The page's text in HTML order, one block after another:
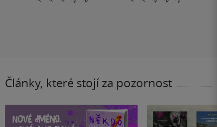
Články, které stojí za pozornost